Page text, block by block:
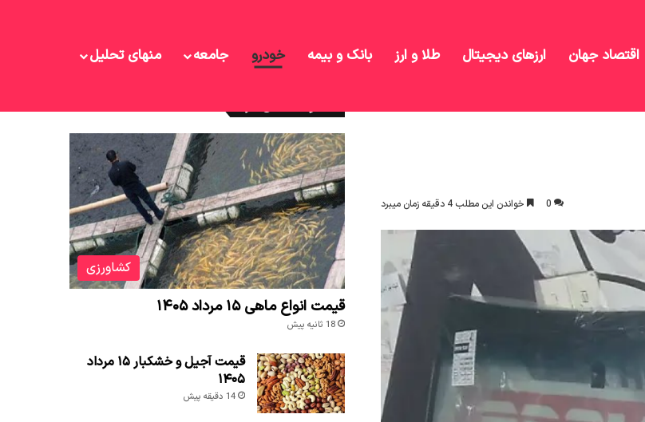
اقتصاد جهان ارزهای دیجیتال طلا و ارز بانک و بیمه خودرو جامعه منهای تحلیل
0 خواندن این مطلب 4 دقیقه زمان میبرد
کشاورزی
قیمت انواع ماهی ۱۵ مرداد ۱۴۰۵
18 ثانیه پیش
قیمت آجیل و خشکبار ۱۵ مرداد
۱۴۰۵
14 دقیقه پیش